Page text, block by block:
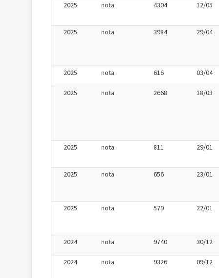
2025 nota 4304 12/05
2025 nota 3984 29/04
2025 nota 616 03/04
2025 nota 2668 18/03
2025 nota 811 29/01
2025 nota 656 23/01
2025 nota 579 22/01
2024 nota 9740 30/12
2024 nota 9326 09/12